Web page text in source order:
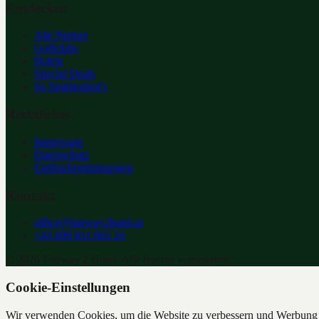
Alle Partner
Golfclubs
Hotels
Special Deals
So funktioniert's
Impressum
Datenschutz
Einlösebestimmungen
office@fairway2hotel.at
+43 699 811 802 16
Cookie-Einstellungen
Wir verwenden Cookies, um die Website zu verbessern und